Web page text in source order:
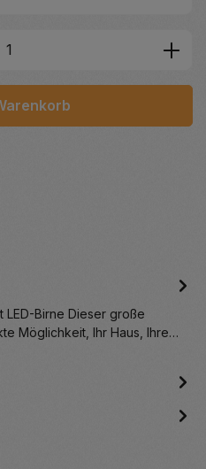
den
LED-Birne Dieser große
Möglichkeit, Ihr Haus, Ihre…